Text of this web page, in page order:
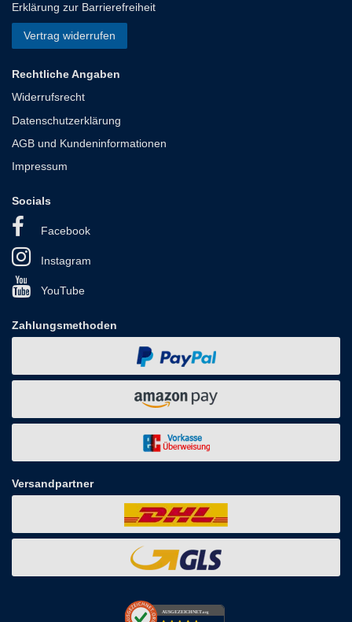
Erklärung zur Barrierefreiheit
Vertrag widerrufen
Rechtliche Angaben
Widerrufsrecht
Datenschutzerklärung
AGB und Kundeninformationen
Impressum
Socials
Facebook
Instagram
YouTube
Zahlungsmethoden
Versandpartner
AUSGEZEICHNET.org